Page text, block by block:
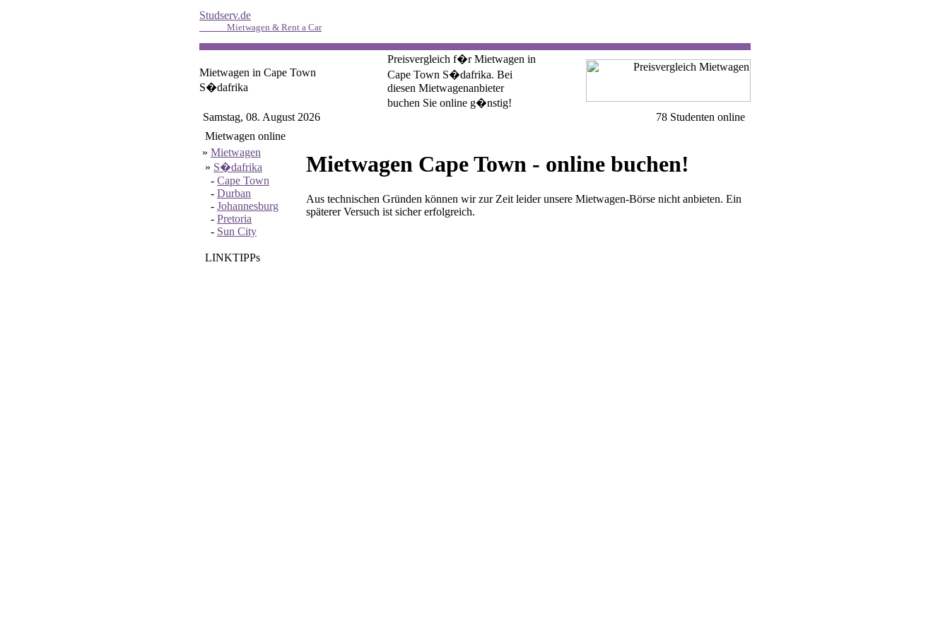
Studserv.de
Mietwagen & Rent a Car
Mietwagen in Cape Town
S�dafrika
Preisvergleich f�r Mietwagen in
Cape Town S�dafrika. Bei
diesen Mietwagenanbieter
buchen Sie online g�nstig!
Samstag, 08. August 2026
78 Studenten online
Mietwagen online
» Mietwagen
» S�dafrika
- Cape Town
- Durban
- Johannesburg
- Pretoria
- Sun City
LINKTIPPs
Mietwagen Cape Town - online buchen!
Aus technischen Gründen können wir zur Zeit leider unsere Mietwagen-Börse nicht anbieten. Ein
späterer Versuch ist sicher erfolgreich.